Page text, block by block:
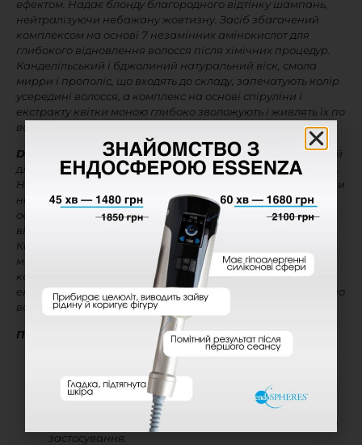
ефектом. Надає блонду благородного відтінку шампань,
нейтралізуючи небажану жовтизну. Засіб збагачений
комплексом на основі 7 незамінних амінокислот для
глибокого відновлення волосся після хімічних процедур.
Канделільський і бджолиний натуральний віск, смола
мирри і прополіс, що входять до складу, запечатують колір
усередині волосся, а комплекс на основі спіруліни і
екстракту квітки моною глибоко зволожують і живлять їх по
всій довжині.
Deluxe Prime Honey Blond– спеціальний тонуючий спрей
для волосся з мікропігментами та відновлюючим ефектом.
Надає блонду приємного медового відтінку, нейтралізуючи
небажану жовтизну. Засіб збагачений комплексом на
основі 7 незамінних амінокислот для глибокого
відновлення волосся після хімічних процедур.
Канделільський і бджолиний натуральний віск, смола
мирри і прополіс, що входять до його складу, запечатують
колір усередині волосся, а комплекс на основі спіруліни і
екстракту квітки моною глибоко зволожують і живлять їх по
всій довжині.
Переваги TRUSS:
Високоякісна продукція, яку використовують у
найкращих салонах по всьому світу.
Максимально натуральні компоненти у складах
Результат від засобів TRUSS помітний після першого
застосування.